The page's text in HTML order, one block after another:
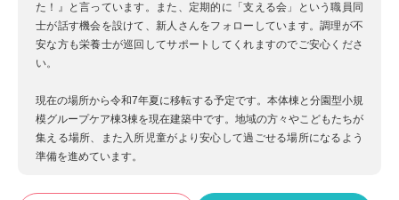
た！』と言っています。また、定期的に「支える会」という職員同
士が話す機会を設けて、新人さんをフォローしています。調理が不
安な方も栄養士が巡回してサポートしてくれますのでご安心くださ
い。
現在の場所から令和7年夏に移転する予定です。本体棟と分園型小規
模グループケア棟3棟を現在建築中です。地域の方々やこどもたちが
集える場所、また入所児童がより安心して過ごせる場所になるよう
準備を進めています。